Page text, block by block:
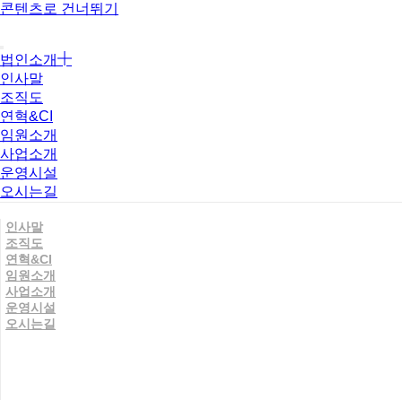
콘텐츠로 건너뛰기
법인소개
인사말
조직도
연혁&CI
임원소개
사업소개
운영시설
오시는길
인사말
조직도
연혁&CI
임원소개
사업소개
운영시설
오시는길